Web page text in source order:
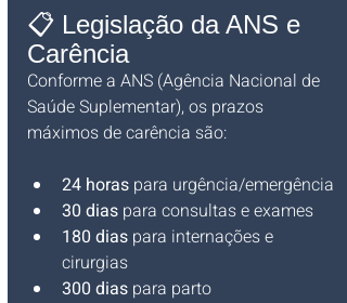
📋 Legislação da ANS e
Carência
Conforme a ANS (Agência Nacional de
Saúde Suplementar), os prazos
máximos de carência são:
24 horas para urgência/emergência
30 dias para consultas e exames
180 dias para internações e
cirurgias
300 dias para parto